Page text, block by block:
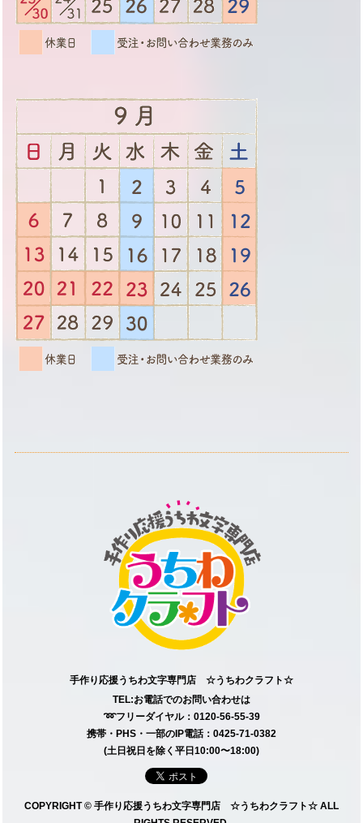
手作り応援うちわ文字専門店 ☆うちわクラフト☆
TEL:お電話でのお問い合わせは
➿フリーダイヤル：0120-56-55-39
携帯・PHS・一部のIP電話：0425-71-0382
(土日祝日を除く平日10:00〜18:00)
COPYRIGHT © 手作り応援うちわ文字専門店 ☆うちわクラフト☆ ALL